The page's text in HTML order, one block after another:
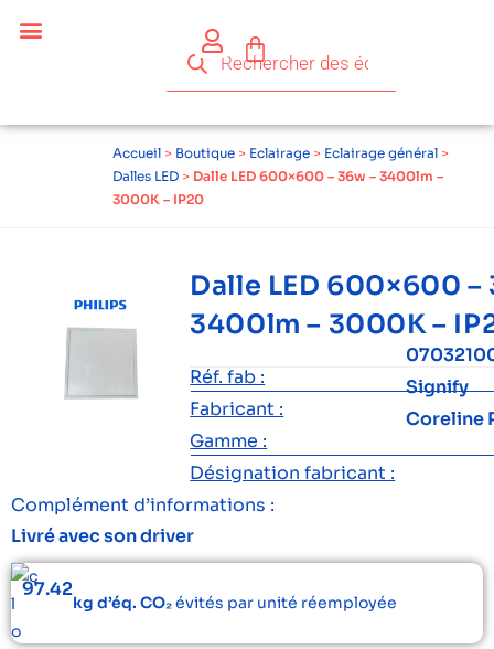
Accueil > Boutique > Eclairage > Eclairage général >
Dalles LED > Dalle LED 600×600 – 36w – 3400lm –
3000K – IP20
Dalle LED 600×600 –
3400lm – 3000K –
Réf. fab :
Fabricant :
Signify
Gamme :
Coreline
Désignation fabricant :
Complément d’informations :
Livré avec son driver
97.42
kg d’éq. CO₂évités par unité réemployée